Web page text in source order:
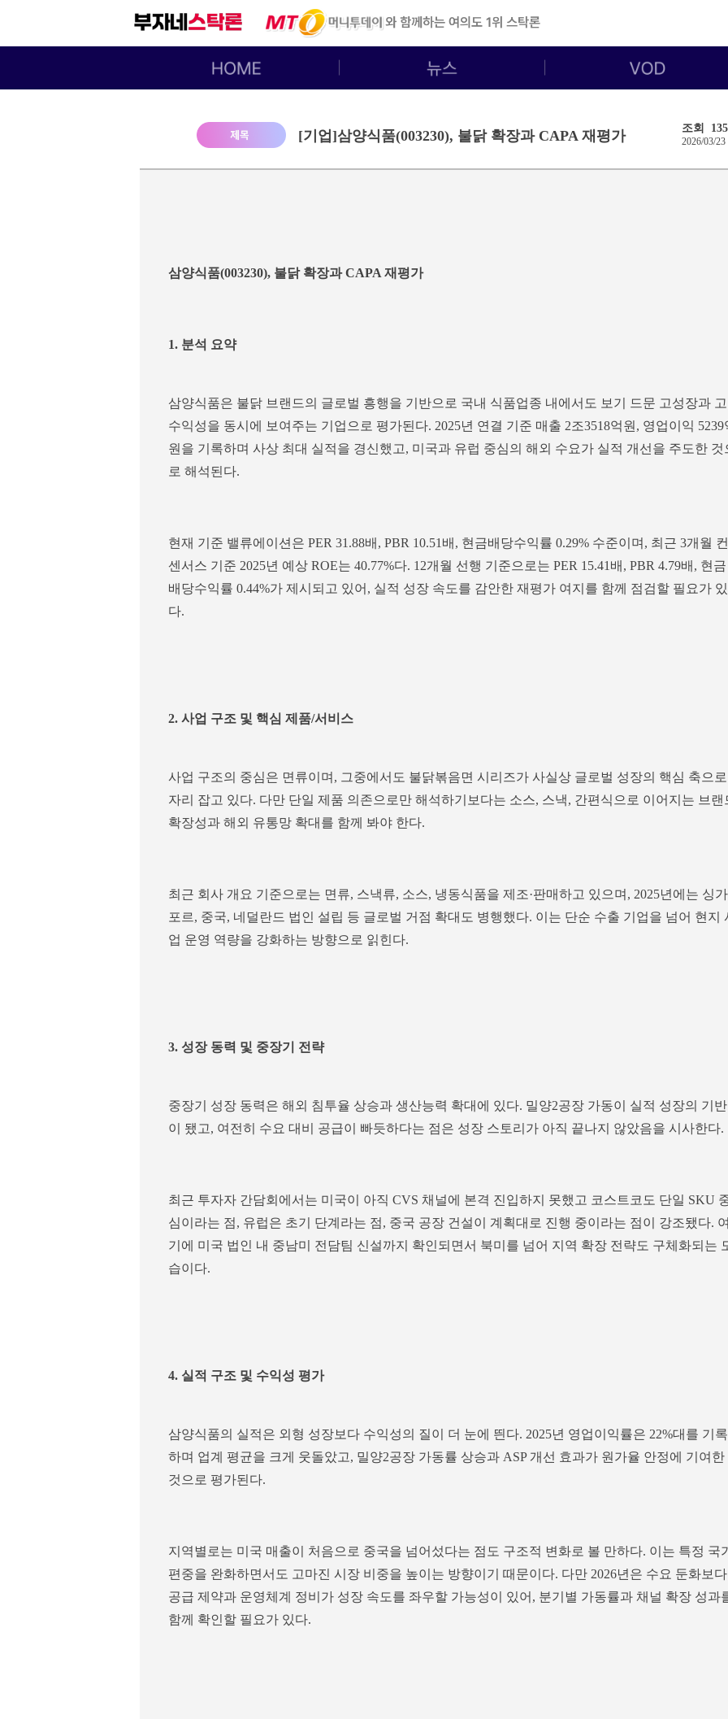
[기업]삼양식품(003230), 불닭 확장과 CAPA 재평가 조회
2026/03/23
삼양식품(003230), 불닭 확장과 CAPA 재평가
1. 분석 요약
삼양식품은 불닭 브랜드의 글로벌 흥행을 기반으로 국내 식품업종 내에서도 보기 드문 고성장과 고
수익성을 동시에 보여주는 기업으로 평가된다. 2025년 연결 기준 매출 2조3518억원, 영업이익 5239
원을 기록하며 사상 최대 실적을 경신했고, 미국과 유럽 중심의 해외 수요가 실적 개선을 주도한 것
로 해석된다.
현재 기준 밸류에이션은 PER 31.88배, PBR 10.51배, 현금배당수익률 0.29% 수준이며, 최근 3개월 컨
센서스 기준 2025년 예상 ROE는 40.77%다. 12개월 선행 기준으로는 PER 15.41배, PBR 4.79배, 현금
배당수익률 0.44%가 제시되고 있어, 실적 성장 속도를 감안한 재평가 여지를 함께 점검할 필요가 있
다.
2. 사업 구조 및 핵심 제품/서비스
사업 구조의 중심은 면류이며, 그중에서도 불닭볶음면 시리즈가 사실상 글로벌 성장의 핵심 축으로
자리 잡고 있다. 다만 단일 제품 의존으로만 해석하기보다는 소스, 스낵, 간편식으로 이어지는 브랜
확장성과 해외 유통망 확대를 함께 봐야 한다.
최근 회사 개요 기준으로는 면류, 스낵류, 소스, 냉동식품을 제조·판매하고 있으며, 2025년에는 싱가
포르, 중국, 네덜란드 법인 설립 등 글로벌 거점 확대도 병행했다. 이는 단순 수출 기업을 넘어 현지
업 운영 역량을 강화하는 방향으로 읽힌다.
3. 성장 동력 및 중장기 전략
중장기 성장 동력은 해외 침투율 상승과 생산능력 확대에 있다. 밀양2공장 가동이 실적 성장의 기반
이 됐고, 여전히 수요 대비 공급이 빠듯하다는 점은 성장 스토리가 아직 끝나지 않았음을 시사한다.
최근 투자자 간담회에서는 미국이 아직 CVS 채널에 본격 진입하지 못했고 코스트코도 단일 SKU
심이라는 점, 유럽은 초기 단계라는 점, 중국 공장 건설이 계획대로 진행 중이라는 점이 강조됐다.
기에 미국 법인 내 중남미 전담팀 신설까지 확인되면서 북미를 넘어 지역 확장 전략도 구체화되는
습이다.
4. 실적 구조 및 수익성 평가
삼양식품의 실적은 외형 성장보다 수익성의 질이 더 눈에 띈다. 2025년 영업이익률은 22%대를 기록
하며 업계 평균을 크게 웃돌았고, 밀양2공장 가동률 상승과 ASP 개선 효과가 원가율 안정에 기여한
것으로 평가된다.
지역별로는 미국 매출이 처음으로 중국을 넘어섰다는 점도 구조적 변화로 볼 만하다. 이는 특정 국
편중을 완화하면서도 고마진 시장 비중을 높이는 방향이기 때문이다. 다만 2026년은 수요 둔화보다
공급 제약과 운영체계 정비가 성장 속도를 좌우할 가능성이 있어, 분기별 가동률과 채널 확장 성과
함께 확인할 필요가 있다.